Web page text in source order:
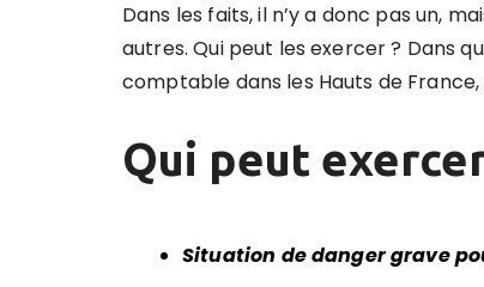
Dans les faits, il n’y a donc pas un,
autres. Qui peut les exercer ? Dans
comptable dans les Hauts de
Qui peut
Situation de danger grave